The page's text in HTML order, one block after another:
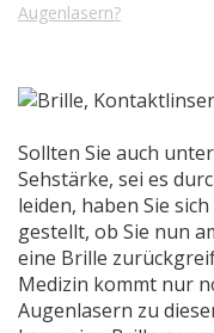
Augenlasern?
Sollten Sie auch
Sehstärke, sei es
leiden, haben Sie
gestellt, ob Sie nun
eine Brille
Medizin kommt nur
Augenlasern zu